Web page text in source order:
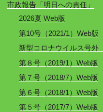
市政報告「明日への責任」
2026夏 Web版
第10号（2021/1）Web版
新型コロナウイルス号外
第８号（2019/1）Web版
第７号（2018/7）Web版
第６号（2018/1）Web版
第５号（2017/7）Web版